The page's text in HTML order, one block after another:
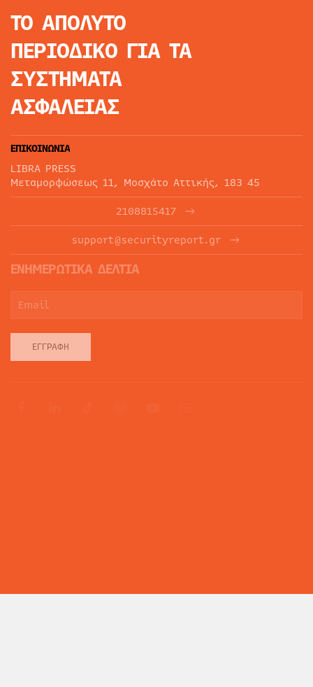
ΤΟ ΑΠΟΛΥΤΟ
ΠΕΡΙΟΔΙΚΟ ΓΙΑ ΤΑ
ΣΥΣΤΗΜΑΤΑ
ΑΣΦΑΛΕΙΑΣ
ΕΠΙΚΟΙΝΩΝΙΑ
LIBRA PRESS
Μεταμορφώσεως 11, Μοσχάτο Αττικής, 183 45
2108815417
support@securityreport.gr
ΕΝΗΜΕΡΩΤΙΚΑ ΔΕΛΤΙΑ
ΕΓΓΡΑΦΉ